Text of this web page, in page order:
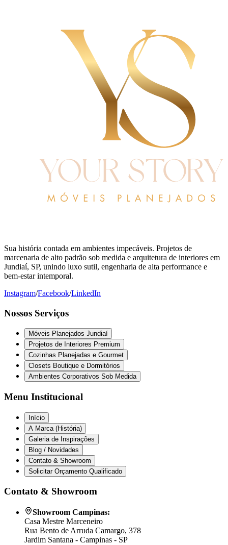
Sua história contada em ambientes impecáveis. Projetos de
marcenaria de alto padrão sob medida e arquitetura de interiores em
Jundiaí, SP, unindo luxo sutil, engenharia de alta performance e
bem-estar intemporal.
Instagram/Facebook/LinkedIn
Nossos Serviços
Móveis Planejados Jundiaí
Projetos de Interiores Premium
Cozinhas Planejadas e Gourmet
Closets Boutique e Dormitórios
Ambientes Corporativos Sob Medida
Menu Institucional
Início
A Marca (História)
Galeria de Inspirações
Blog / Novidades
Contato & Showroom
Solicitar Orçamento Qualificado
Contato & Showroom
Showroom Campinas:
Casa Mestre Marceneiro
Rua Bento de Arruda Camargo, 378
Jardim Santana - Campinas - SP